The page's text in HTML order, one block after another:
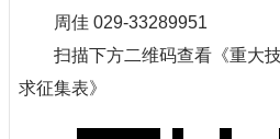
周佳 029-33289951
扫描下方二维码查看《重大
求征集表》